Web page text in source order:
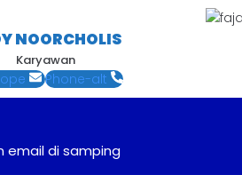
NOORCHOLIS
Karyawan
Phone-alt
email di samping